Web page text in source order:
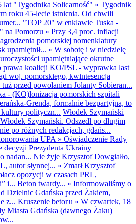
lat "Tygodnika Solidarność" » Tygodnik
roku 45-lecie istnienia. Od chwili
"TOP 20" w enklawie Tuska -
na Pomorzu » Przy 3,4 proc. inflacji
pomorskiej nomenklatury
upamiętnił... » W sobotę i w niedzielę
upamiętniające okrutne
prawa koalicji KO/PSL - wyprawka last
woj. pomorskiego, kwintesencja
przed powołaniem Jolanty Sobieran...
- (KO)lonizacja pomorskich szpitali
Grenda, formalnie bezpartyjna, to
polityczn... Włodek Szymański
Szymański. Odszedł po długim
po różnych redakcjach, gdańs...
UPA » Oświadczenie Rady
decyzji Prezydenta Ukrainy
nadan... Nie żyje Krzysztof Dowgiałło,
autor słynnej... » Zmarł Krzysztof
opozycji w czasach PRL,
i... Beton twardy... » Informowaliśmy o
Dzielnic Gdańska przed Żakiem,
z... Kruszenie betonu » W czwartek, 18
Miasta Gdańska (dawnego Żaku)